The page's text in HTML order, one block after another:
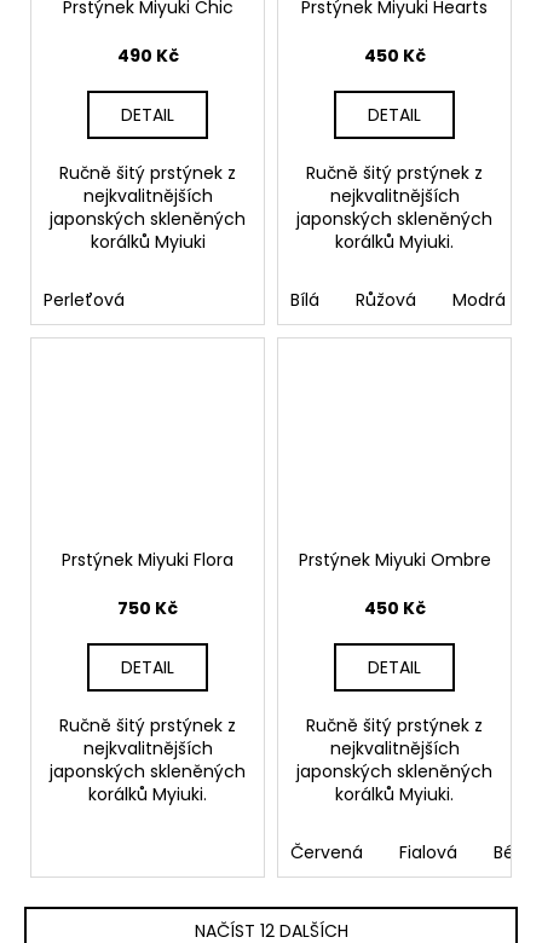
Prstýnek Miyuki Chic
490 Kč
DETAIL
Ručně šitý prstýnek z
nejkvalitnějších
japonských skleněných
korálků Myiuki
Perleťová
Prstýnek Miyuki Hearts
450 Kč
DETAIL
Ručně šitý prstýnek z
nejkvalitnějších
japonských skleněných
korálků Myiuki.
Bílá Růžová Modrá
Prstýnek Miyuki Flora
750 Kč
DETAIL
Ručně šitý prstýnek z
nejkvalitnějších
japonských skleněných
korálků Myiuki.
Prstýnek Miyuki Ombre
450 Kč
DETAIL
Ručně šitý prstýnek z
nejkvalitnějších
japonských skleněných
korálků Myiuki.
Červená Fialová
NAČÍST 12 DALŠÍCH